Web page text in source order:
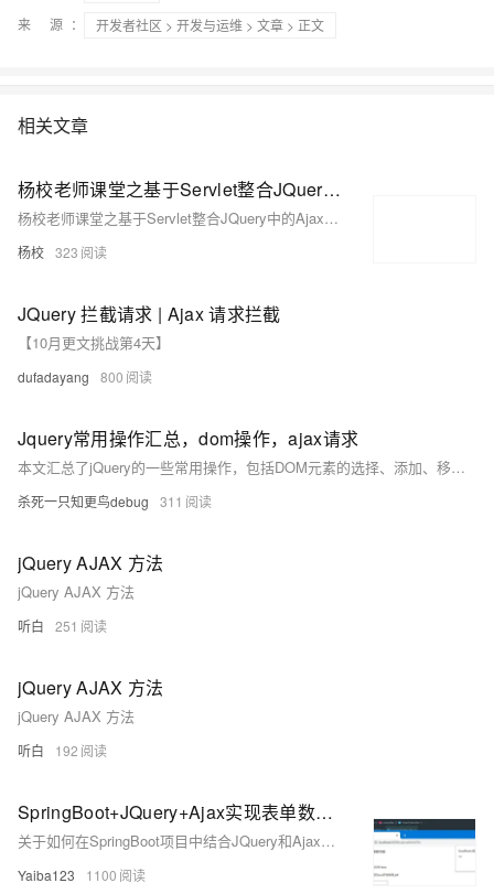
来 源：
开发者社区 > 开发与运维 > 文章 > 正文
相关文章
杨校老师课堂之基于Servlet整合JQuery中的Ajax进行表单提交[基于IDEA]
杨校老师课堂之基于Servlet整合JQuery中的Ajax进行表单提交[基于IDEA]
杨校 323
JQuery 拦截请求 | Ajax 请求拦截
【10月更文挑战第4天】
dufadayang 800
Jquery常用操作汇总，dom操作，ajax请求
本文汇总了jQuery的一些常用操作，包括DOM元素的选择、添加、移除，表单操作，以及如何使用jQuery发送Ajax请求，涵盖了GET、POST请求和文件上传等常见场景。
杀死一只知更鸟debug 311
jQuery AJAX 方法
jQuery AJAX 方法
听白 251
jQuery AJAX 方法
jQuery AJAX 方法
听白 192
SpringBoot+JQuery+Ajax实现表单数据传输和单文件或多文件的上传
关于如何在SpringBoot项目中结合JQuery和Ajax实现表单数据的传输以及单文件或多文件上传的教程。文章提供了完整的前后端示例代码，包括项目的`pom.xml`依赖配置、SpringBoot的启动类`App.java`、静态资源配置`ResourceConfig.java`、配置文件`application.yml`、前端HTML页面（单文件上传和多文件上传加表单内容）以及后端控制器`UserController.java`。文章最后展示了运行结果的截图。
Yaiba123 1100